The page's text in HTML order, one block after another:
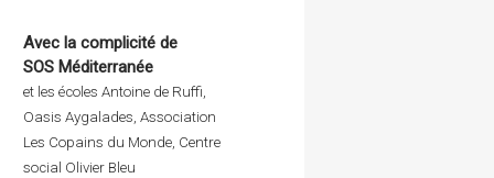
Avec la complicité de
SOS Méditerranée
et les écoles Antoine de Ruffi,
Oasis Aygalades, Association
Les Copains du Monde, Centre
social Olivier Bleu